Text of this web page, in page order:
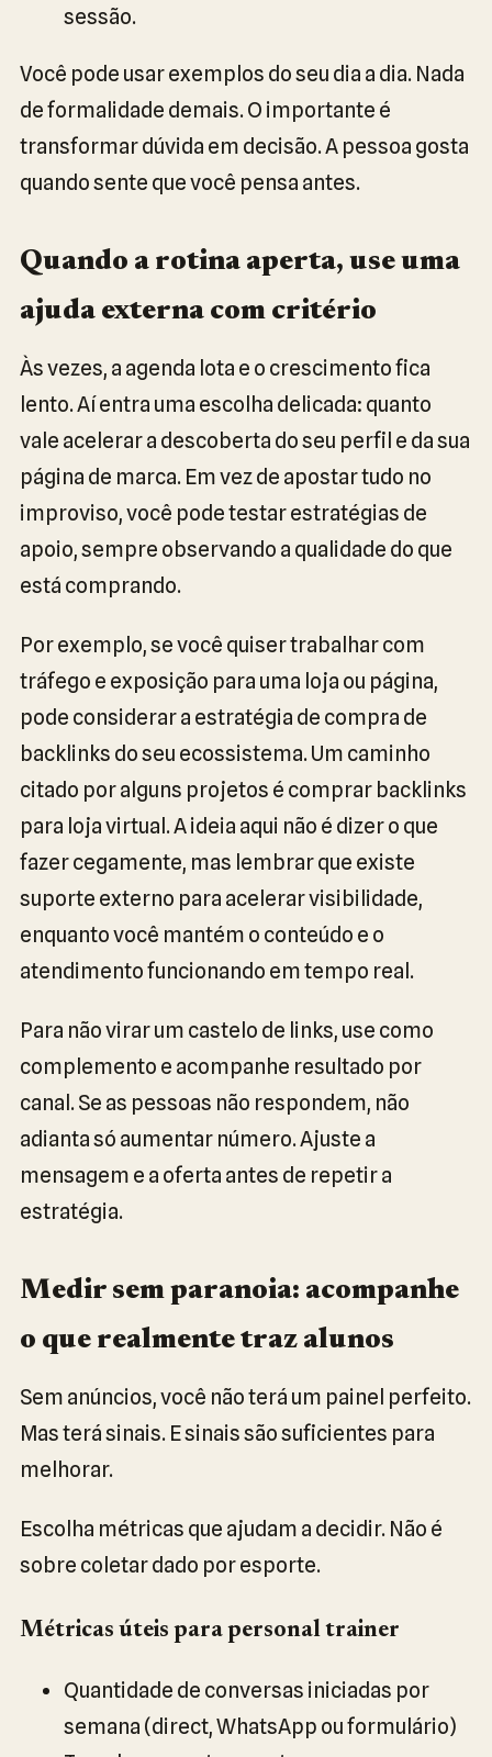
sessão.
Você pode usar exemplos do seu dia a dia. Nada
de formalidade demais. O importante é
transformar dúvida em decisão. A pessoa gosta
quando sente que você pensa antes.
Quando a rotina aperta, use uma
ajuda externa com critério
Às vezes, a agenda lota e o crescimento fica
lento. Aí entra uma escolha delicada: quanto
vale acelerar a descoberta do seu perfil e da sua
página de marca. Em vez de apostar tudo no
improviso, você pode testar estratégias de
apoio, sempre observando a qualidade do que
está comprando.
Por exemplo, se você quiser trabalhar com
tráfego e exposição para uma loja ou página,
pode considerar a estratégia de compra de
backlinks do seu ecossistema. Um caminho
citado por alguns projetos é comprar backlinks
para loja virtual. A ideia aqui não é dizer o que
fazer cegamente, mas lembrar que existe
suporte externo para acelerar visibilidade,
enquanto você mantém o conteúdo e o
atendimento funcionando em tempo real.
Para não virar um castelo de links, use como
complemento e acompanhe resultado por
canal. Se as pessoas não respondem, não
adianta só aumentar número. Ajuste a
mensagem e a oferta antes de repetir a
estratégia.
Medir sem paranoia: acompanhe
o que realmente traz alunos
Sem anúncios, você não terá um painel perfeito.
Mas terá sinais. E sinais são suficientes para
melhorar.
Escolha métricas que ajudam a decidir. Não é
sobre coletar dado por esporte.
Métricas úteis para personal trainer
Quantidade de conversas iniciadas por
semana (direct, WhatsApp ou formulário)